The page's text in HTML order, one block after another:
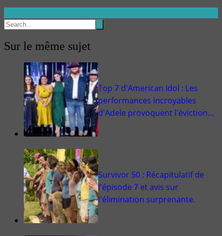
Sur le même sujet
Top 7 d'American Idol : Les
performances incroyables
d'Adele provoquent l'éviction…
Survivor 50 : Récapitulatif de
l'épisode 7 et avis sur
l'élimination surprenante.